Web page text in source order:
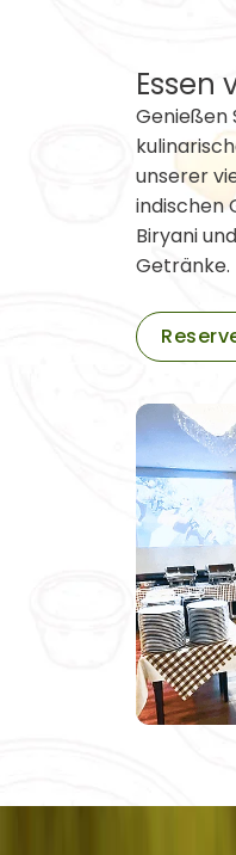
Essen
Genießen
unserer
indischen
Biryani
Getränke.